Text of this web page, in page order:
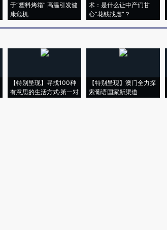
于“塑料烤箱” 高温引发健
康危机
术：是什么让中产们甘
心“花钱找虐”？
【特别呈现】寻找100种
有意思的生活方式·第一对
【特别呈现】澳门全力探
索葡语国家新渠道